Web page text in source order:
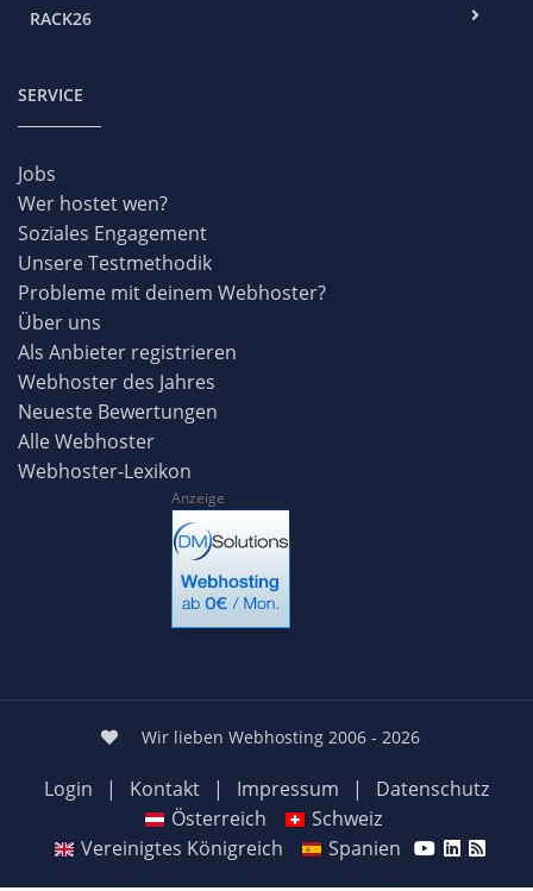
RACK26
SERVICE
Jobs
Wer hostet wen?
Soziales Engagement
Unsere Testmethodik
Probleme mit deinem Webhoster?
Über uns
Als Anbieter registrieren
Webhoster des Jahres
Neueste Bewertungen
Alle Webhoster
Webhoster-Lexikon
Anzeige
Wir lieben Webhosting 2006 - 2026
Login | Kontakt | Impressum |
Datenschutz
Österreich
Schweiz
Vereinigtes Königreich
Spanien